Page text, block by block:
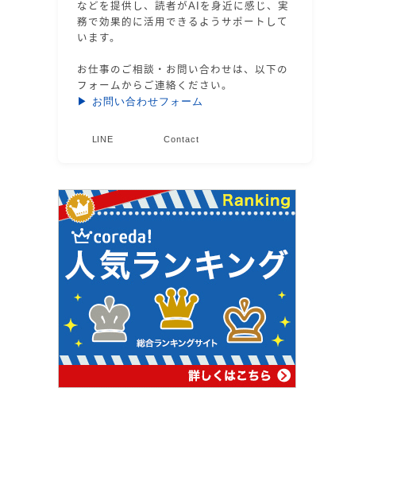
などを提供し、読者がAIを身近に感じ、実
務で効果的に活用できるようサポートして
います。
お仕事のご相談・お問い合わせは、以下の
フォームからご連絡ください。
▶ お問い合わせフォーム
LINE Contact